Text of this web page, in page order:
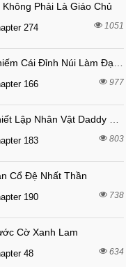
Không Phải Là Giáo Chủ
274 1051
166 977
183 803
Cổ Đệ Nhất Thần
190 738
Cờ Xanh Lam
48 634